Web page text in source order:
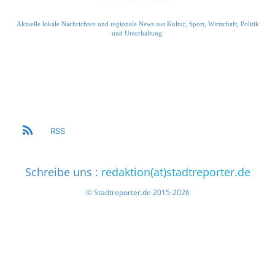
Aktuelle lokale Nachrichten und regionale News aus Kultur, Sport, Wirtschaft, Politik
und Unterhaltung.
RSS
Schreibe uns : redaktion(at)stadtreporter.de
© Stadtreporter.de 2015-2026